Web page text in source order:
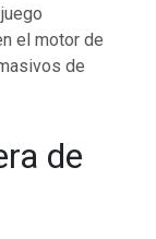
el motor de
de
de